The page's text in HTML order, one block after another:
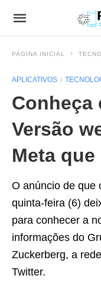
PAGINA INICIAL
APLICATIVOS
Conheça
Versão
Meta
O anúncio de que
quinta-feira (6)
para conhecer a
informações do
Zuckerberg, a
Twitter.